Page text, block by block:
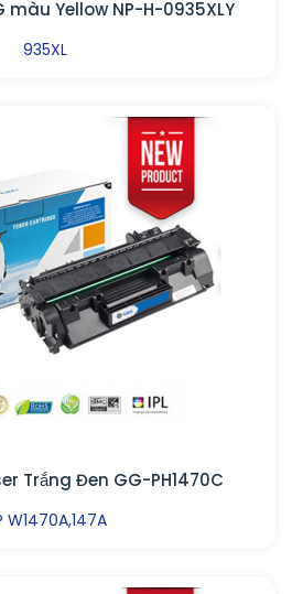
màu Yellow NP-H-0935XLY
935XL
Trắng Đen GG-PH1470C
W1470A,147A